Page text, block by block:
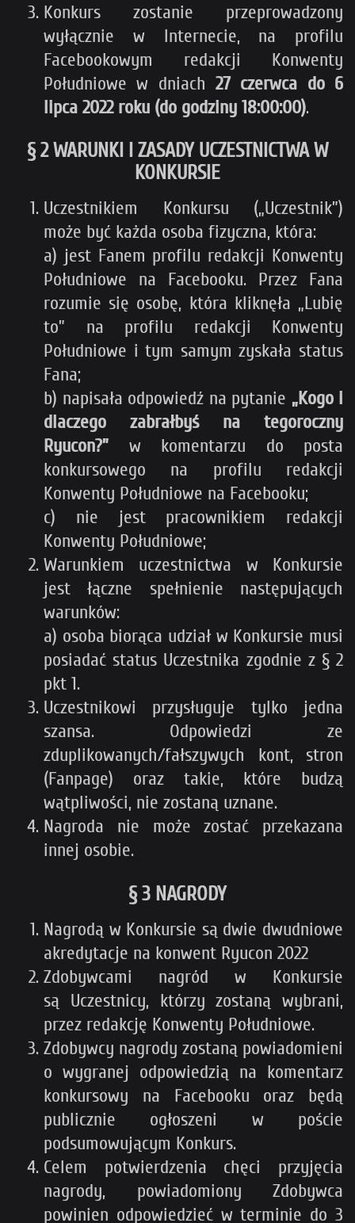
Konkurs zostanie przeprowadzony
wyłącznie w Internecie, na profilu
Facebookowym redakcji Konwenty
Południowe w dniach 27 czerwca do 6
lipca 2022 roku (do godziny 18:00:00).
§ 2 WARUNKI I ZASADY UCZESTNICTWA W
KONKURSIE
Uczestnikiem Konkursu („Uczestnik”)
może być każda osoba fizyczna, która:
a) jest Fanem profilu redakcji Konwenty
Południowe na Facebooku. Przez Fana
rozumie się osobę, która kliknęła „Lubię
to” na profilu redakcji Konwenty
Południowe i tym samym zyskała status
Fana;
b) napisała odpowiedź na pytanie „Kogo i
dlaczego zabrałbyś na tegoroczny
Ryucon?” w komentarzu do posta
konkursowego na profilu redakcji
Konwenty Południowe na Facebooku;
c) nie jest pracownikiem redakcji
Konwenty Południowe;
Warunkiem uczestnictwa w Konkursie
jest łączne spełnienie następujących
warunków:
a) osoba biorąca udział w Konkursie musi
posiadać status Uczestnika zgodnie z § 2
pkt 1.
Uczestnikowi przysługuje tylko jedna
szansa. Odpowiedzi ze
zduplikowanych/fałszywych kont, stron
(Fanpage) oraz takie, które budzą
wątpliwości, nie zostaną uznane.
Nagroda nie może zostać przekazana
innej osobie.
§ 3 NAGRODY
Nagrodą w Konkursie są dwie dwudniowe
akredytacje na konwent Ryucon 2022
Zdobywcami nagród w Konkursie
są Uczestnicy, którzy zostaną wybrani,
przez redakcję Konwenty Południowe.
Zdobywcy nagrody zostaną powiadomieni
o wygranej odpowiedzią na komentarz
konkursowy na Facebooku oraz będą
publicznie ogłoszeni w poście
podsumowującym Konkurs.
Celem potwierdzenia chęci przyjęcia
nagrody, powiadomiony Zdobywca
powinien odpowiedzieć w terminie do 3